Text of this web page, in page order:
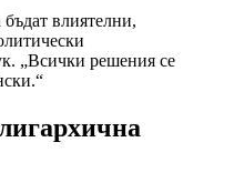
бъдат влиятелни,
„Всички решения се